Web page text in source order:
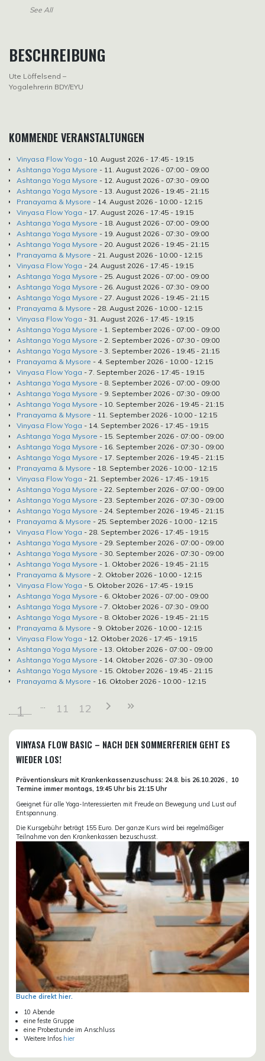
See All
BESCHREIBUNG
Ute Löffelsend –
Yogalehrerin BDY/EYU
KOMMENDE VERANSTALTUNGEN
Vinyasa Flow Yoga - 10. August 2026 - 17:45 - 19:15
Ashtanga Yoga Mysore - 11. August 2026 - 07:00 - 09:00
Ashtanga Yoga Mysore - 12. August 2026 - 07:30 - 09:00
Ashtanga Yoga Mysore - 13. August 2026 - 19:45 - 21:15
Pranayama & Mysore - 14. August 2026 - 10:00 - 12:15
Vinyasa Flow Yoga - 17. August 2026 - 17:45 - 19:15
Ashtanga Yoga Mysore - 18. August 2026 - 07:00 - 09:00
Ashtanga Yoga Mysore - 19. August 2026 - 07:30 - 09:00
Ashtanga Yoga Mysore - 20. August 2026 - 19:45 - 21:15
Pranayama & Mysore - 21. August 2026 - 10:00 - 12:15
Vinyasa Flow Yoga - 24. August 2026 - 17:45 - 19:15
Ashtanga Yoga Mysore - 25. August 2026 - 07:00 - 09:00
Ashtanga Yoga Mysore - 26. August 2026 - 07:30 - 09:00
Ashtanga Yoga Mysore - 27. August 2026 - 19:45 - 21:15
Pranayama & Mysore - 28. August 2026 - 10:00 - 12:15
Vinyasa Flow Yoga - 31. August 2026 - 17:45 - 19:15
Ashtanga Yoga Mysore - 1. September 2026 - 07:00 - 09:00
Ashtanga Yoga Mysore - 2. September 2026 - 07:30 - 09:00
Ashtanga Yoga Mysore - 3. September 2026 - 19:45 - 21:15
Pranayama & Mysore - 4. September 2026 - 10:00 - 12:15
Vinyasa Flow Yoga - 7. September 2026 - 17:45 - 19:15
Ashtanga Yoga Mysore - 8. September 2026 - 07:00 - 09:00
Ashtanga Yoga Mysore - 9. September 2026 - 07:30 - 09:00
Ashtanga Yoga Mysore - 10. September 2026 - 19:45 - 21:15
Pranayama & Mysore - 11. September 2026 - 10:00 - 12:15
Vinyasa Flow Yoga - 14. September 2026 - 17:45 - 19:15
Ashtanga Yoga Mysore - 15. September 2026 - 07:00 - 09:00
Ashtanga Yoga Mysore - 16. September 2026 - 07:30 - 09:00
Ashtanga Yoga Mysore - 17. September 2026 - 19:45 - 21:15
Pranayama & Mysore - 18. September 2026 - 10:00 - 12:15
Vinyasa Flow Yoga - 21. September 2026 - 17:45 - 19:15
Ashtanga Yoga Mysore - 22. September 2026 - 07:00 - 09:00
Ashtanga Yoga Mysore - 23. September 2026 - 07:30 - 09:00
Ashtanga Yoga Mysore - 24. September 2026 - 19:45 - 21:15
Pranayama & Mysore - 25. September 2026 - 10:00 - 12:15
Vinyasa Flow Yoga - 28. September 2026 - 17:45 - 19:15
Ashtanga Yoga Mysore - 29. September 2026 - 07:00 - 09:00
Ashtanga Yoga Mysore - 30. September 2026 - 07:30 - 09:00
Ashtanga Yoga Mysore - 1. Oktober 2026 - 19:45 - 21:15
Pranayama & Mysore - 2. Oktober 2026 - 10:00 - 12:15
Vinyasa Flow Yoga - 5. Oktober 2026 - 17:45 - 19:15
Ashtanga Yoga Mysore - 6. Oktober 2026 - 07:00 - 09:00
Ashtanga Yoga Mysore - 7. Oktober 2026 - 07:30 - 09:00
Ashtanga Yoga Mysore - 8. Oktober 2026 - 19:45 - 21:15
Pranayama & Mysore - 9. Oktober 2026 - 10:00 - 12:15
Vinyasa Flow Yoga - 12. Oktober 2026 - 17:45 - 19:15
Ashtanga Yoga Mysore - 13. Oktober 2026 - 07:00 - 09:00
Ashtanga Yoga Mysore - 14. Oktober 2026 - 07:30 - 09:00
Ashtanga Yoga Mysore - 15. Oktober 2026 - 19:45 - 21:15
Pranayama & Mysore - 16. Oktober 2026 - 10:00 - 12:15
1 11 12
VINYASA FLOW BASIC – NACH DEN SOMMERFERIEN GEHT ES
WIEDER LOS!
Präventionskurs mit Krankenkassenzuschuss: 24.8. bis 26.10.2026 , 10
Termine immer montags, 19:45 Uhr bis 21:15 Uhr
Geeignet für alle Yoga-Interessierten mit Freude an Bewegung und Lust auf
Entspannung.
Die Kursgebühr beträgt 155 Euro. Der ganze Kurs wird bei regelmäßiger
Teilnahme von den Krankenkassen bezuschusst.
Buche direkt hier.
10 Abende
eine feste Gruppe
eine Probestunde im Anschluss
Weitere Infos hier